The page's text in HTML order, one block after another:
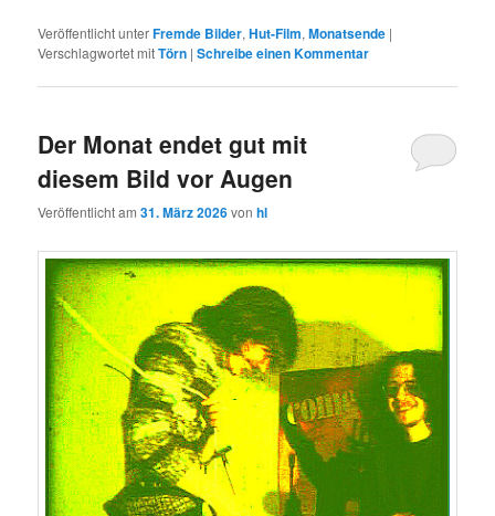
Veröffentlicht unterFremde Bilder,Hut-Film,Monatsende |
Verschlagwortet mitTörn |Schreibe einen Kommentar
Der Monat endet gut mit
diesem Bild vor Augen
Veröffentlicht am31. März 2026vonhl